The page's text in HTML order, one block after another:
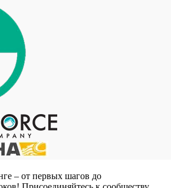
– от первых шагов до